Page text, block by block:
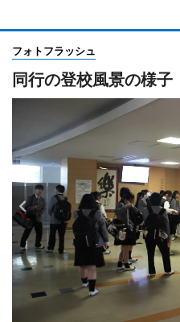
フォトフラッシュ
同行の登校風景の様子